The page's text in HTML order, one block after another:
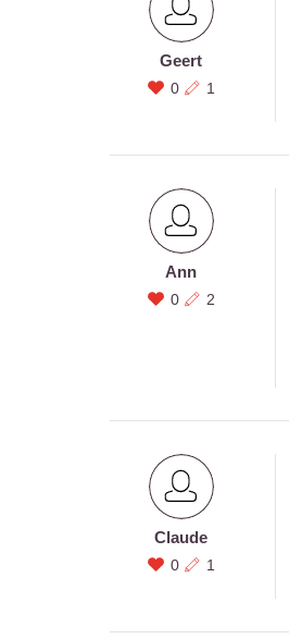
Geert
0 1
Ann
0 2
Claude
0 1